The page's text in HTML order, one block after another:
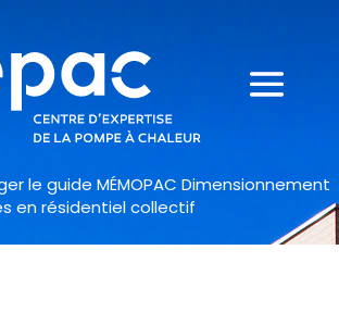
le guide MÉMOPAC Dimensionnement
en résidentiel collectif